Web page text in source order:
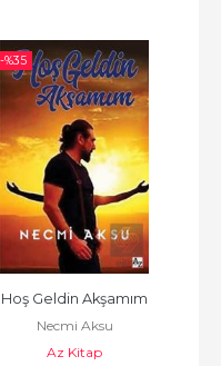
-%35
Hoş Geldin Akşamım
Necmi Aksu
Az Kitap